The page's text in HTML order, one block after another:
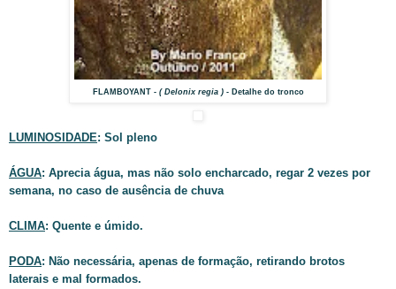
FLAMBOYANT- ( Delonix regia ) - Detalhe do tronco
LUMINOSIDADE: Sol pleno
ÁGUA: Aprecia água, mas não solo encharcado, regar 2 vezes por
semana, no caso de ausência de chuva
CLIMA: Quente e úmido.
PODA: Não necessária, apenas de formação, retirando brotos
laterais e mal formados.